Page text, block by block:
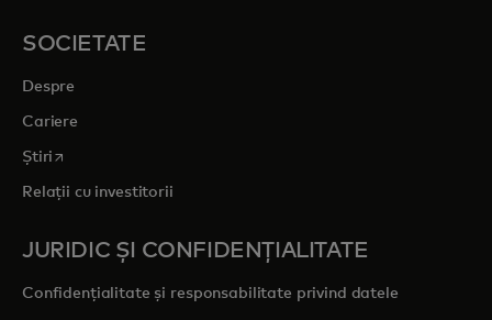
SOCIETATE
Despre
Cariere
Știri opens in a new tab
Relații cu investitorii
JURIDIC ȘI CONFIDENȚIALITATE
Confidențialitate și responsabilitate privind datele